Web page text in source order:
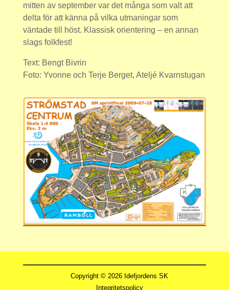
mitten av september var det många som valt att
delta för att känna på vilka utmaningar som
väntade till höst. Klassisk orientering – en annan
slags folkfest!
Text: Bengt Bivrin
Foto: Yvonne och Terje Berget, Ateljé Kvarnstugan
Copyright © 2026 Idefjordens SK
Integritetspolicy